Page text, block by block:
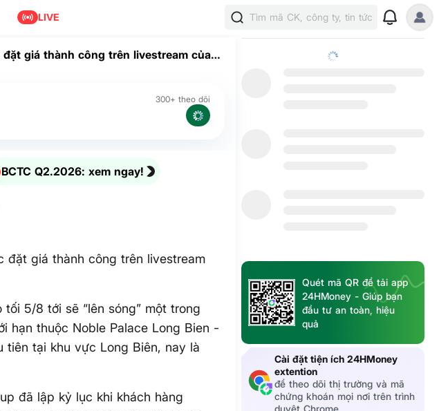
LIVE Tìm mã CK, công ty, tin tức
giá thành công trên livestream của
300+ theo dõi
BCTC Q2.2026: xem ngay!
đặt giá thành công trên livestream
5/8 tới sẽ “lên sóng” một trong
hạn thuộc Noble Palace Long Bien -
tiên tại khu vực Long Biên, nay là
đã lập kỷ lục khi khách hàng
Quét mã QR để tải app
24HMoney - Giúp bạn
đầu tư an toàn, hiệu
quả
Cài đặt tiện ích 24HMoney
extention
để theo dõi thị trường và mã
chứng khoán mọi nơi trên trình